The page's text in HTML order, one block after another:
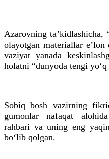
Azarovning ta’kidlashicha,
olayotgan materiallar
vaziyat yanada
holatni “dunyoda tengi
Sobiq bosh vazirning
gumonlar nafaqat
rahbari va uning eng
bo‘lib qolgan.